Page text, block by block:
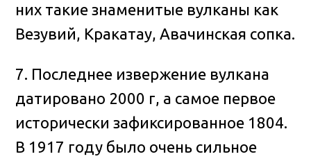
них такие знаменитые вулканы как
Везувий, Кракатау, Авачинская сопка.
7. Последнее извержение вулкана
датировано 2000 г, а самое первое
исторически зафиксированное 1804.
В 1917 году было очень сильное